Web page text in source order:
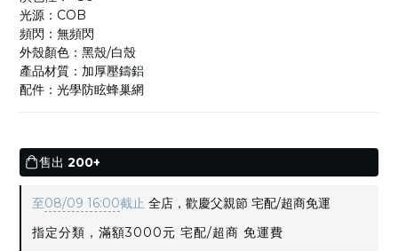
光源：COB
頻閃：無頻閃
外殼顏色：黑殼/白殼
產品材質：加厚壓鑄鋁
配件：光學防眩蜂巢網
售出 200+
至08/09 16:00截止 全店，歡慶父親節 宅配/超商免運
指定分類，滿額3000元 宅配/超商 免運費